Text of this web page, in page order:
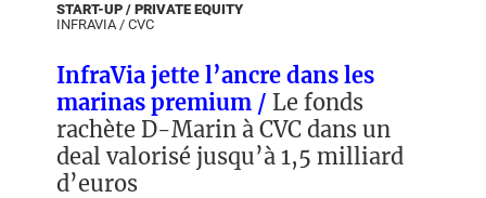
START-UP / PRIVATE EQUITY
INFRAVIA/ CVC
InfraVia jette l’ancre dans les
marinas premium / Le fonds
rachète D-Marin à CVC dans un
deal valorisé jusqu’à 1,5 milliard
d’euros